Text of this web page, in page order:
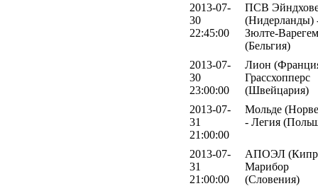
2013-07-
30
22:45:00
ПСВ
(Нидерланды)
Зюлте-Варегем
(Бельгия)
2013-07-
30
23:00:00
Лион
Грассхопперс
(Швейцария)
2013-07-
31
21:00:00
Мольде
- Легия
2013-07-
31
21:00:00
АПОЭЛ
Марибор
(Словения)